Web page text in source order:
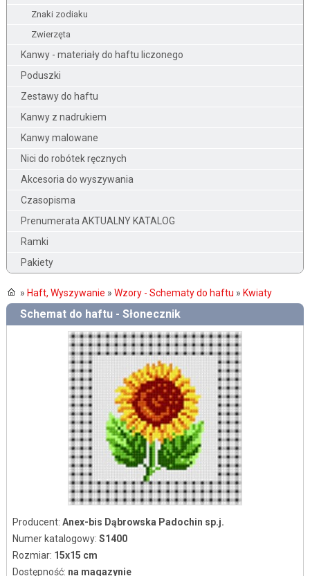
Znaki zodiaku
Zwierzęta
Kanwy - materiały do haftu liczonego
Poduszki
Zestawy do haftu
Kanwy z nadrukiem
Kanwy malowane
Nici do robótek ręcznych
Akcesoria do wyszywania
Czasopisma
Prenumerata AKTUALNY KATALOG
Ramki
Pakiety
» Haft, Wyszywanie » Wzory - Schematy do haftu » Kwiaty
Schemat do haftu - Słonecznik
Producent: Anex-bis Dąbrowska Padochin sp.j.
Numer katalogowy: S1400
Rozmiar: 15x15 cm
Dostępność: na magazynie